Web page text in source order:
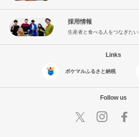
採用情報
生産者と食べる人をつなぎたい
Links
ポケマルふるさと納税
Follow us